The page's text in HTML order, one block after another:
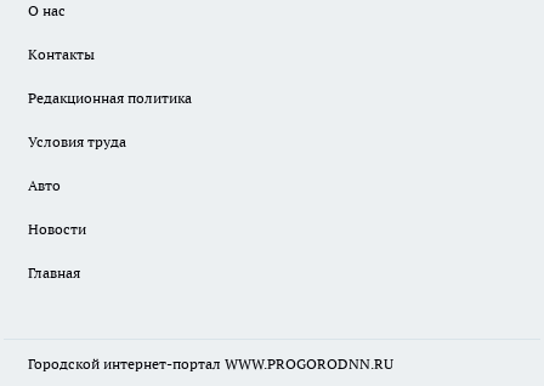
О нас
Контакты
Редакционная политика
Условия труда
Авто
Новости
Главная
Городской интернет-портал WWW.PROGORODNN.RU